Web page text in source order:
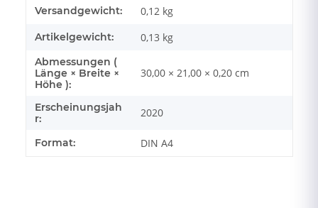
Produkteigenschaft
Wert
Versandgewicht: 0,12 kg
Artikelgewicht: 0,13 kg
Abmessungen (
Länge × Breite ×
Höhe ):
30,00 × 21,00 × 0,20 cm
Erscheinungsjah
r:
2020
Format: DIN A4